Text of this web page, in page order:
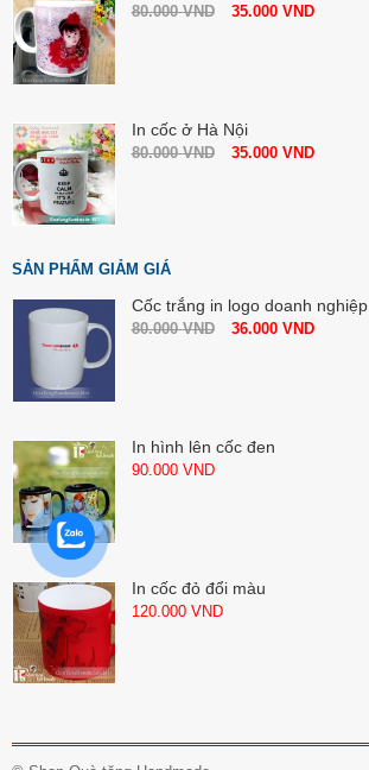
80.000VND 35.000 VND
In cốc ở Hà Nội
80.000VND 35.000 VND
SẢN PHẨM GIẢM GIÁ
Cốc trắng in logo doanh nghiệp
80.000VND 36.000 VND
In hình lên cốc đen
90.000 VND
In cốc đỏ đổi màu
120.000 VND